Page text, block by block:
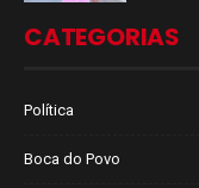
CATEGORIAS
Política
Boca do Povo